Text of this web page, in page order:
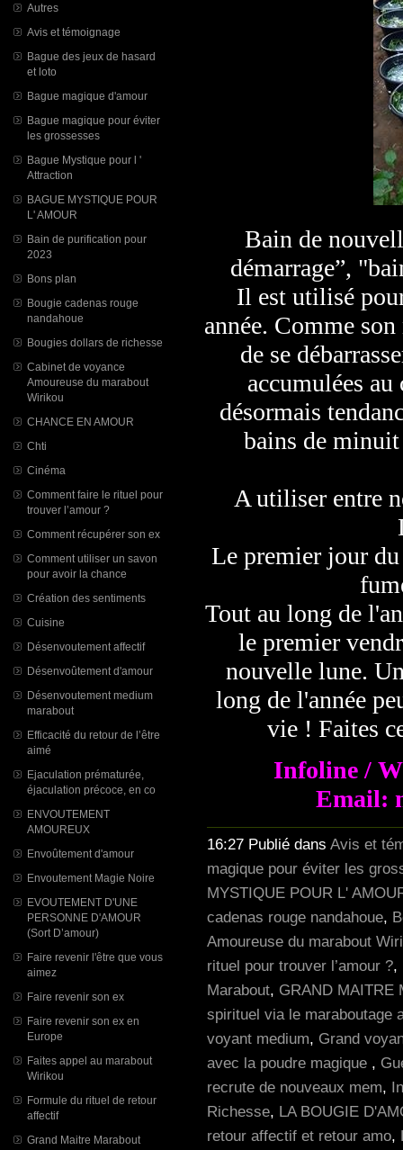
Autres
Avis et témoignage
Bague des jeux de hasard
et loto
Bague magique d'amour
Bague magique pour éviter
les grossesses
Bague Mystique pour l '
Attraction
BAGUE MYSTIQUE POUR
L' AMOUR
Bain de purification pour
2023
Bons plan
Bougie cadenas rouge
nandahoue
Bougies dollars de richesse
Cabinet de voyance
Amoureuse du marabout
Wirikou
CHANCE EN AMOUR
Chti
Cinéma
Comment faire le rituel pour
trouver l’amour ?
Comment récupérer son ex
Comment utiliser un savon
pour avoir la chance
Création des sentiments
Cuisine
Désenvoutement affectif
Désenvoûtement d'amour
Désenvoutement medium
marabout
Efficacité du retour de l’être
aimé
Ejaculation prématurée,
éjaculation précoce, en co
ENVOUTEMENT
AMOUREUX
Envoûtement d'amour
Envoutement Magie Noire
EVOUTEMENT D'UNE
PERSONNE D'AMOUR
(Sort D’amour)
Faire revenir l'être que vous
aimez
Faire revenir son ex
Faire revenir son ex en
Europe
Faites appel au marabout
Wirikou
Formule du rituel de retour
affectif
Grand Maitre Marabout
Bain de
démarrage”,
Il est utilisé
année. Comme
de se
accumulées au
désormais
bains de
A utiliser entre
Le premier jour
Tout au long de
le premier
nouvelle lune.
long de l'année
vie ! Faites
Infoline /
Email:
16:27 Publié dans Avis et
magique pour éviter les
MYSTIQUE POUR L'
cadenas rouge nandahoue,
Amoureuse du marabout
rituel pour trouver l’amour ?,
Marabout, GRAND MAITRE
spirituel via le maraboutage
voyant medium, Grand
avec la poudre magique ,
recrute de nouveaux mem,
Richesse, LA BOUGIE
retour affectif et retour amo,